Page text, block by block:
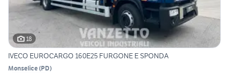
18
IVECO EUROCARGO 160E25 FURGONE E SPONDA
Monselice(PD)